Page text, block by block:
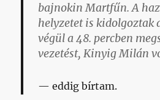
bajnokin Martfűn. A
helyzetet is kidolgoztak
végül a 48. percben
vezetést, Kinyig Milán
eddig bírtam.